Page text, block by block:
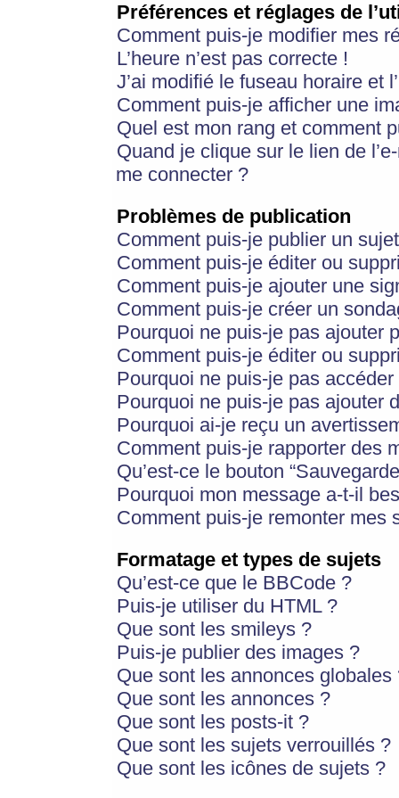
Préférences et réglages de
Comment puis-je modifier mes
L’heure n’est pas correcte !
J’ai modifié le fuseau horaire et
Comment puis-je afficher une
Quel est mon rang et comment
Quand je clique sur le lien de
me connecter ?
Problèmes de publication
Comment puis-je publier un
Comment puis-je éditer ou
Comment puis-je ajouter une
Comment puis-je créer un
Pourquoi ne puis-je pas ajouter
Comment puis-je éditer ou
Pourquoi ne puis-je pas
Pourquoi ne puis-je pas ajouter
Pourquoi ai-je reçu un
Comment puis-je rapporter des
Qu’est-ce le bouton
Pourquoi mon message a-t-il
Comment puis-je remonter mes
Formatage et types de sujets
Qu’est-ce que le BBCode ?
Puis-je utiliser du HTML ?
Que sont les smileys ?
Puis-je publier des images ?
Que sont les annonces globales
Que sont les annonces ?
Que sont les posts-it ?
Que sont les sujets verrouillés ?
Que sont les icônes de sujets ?